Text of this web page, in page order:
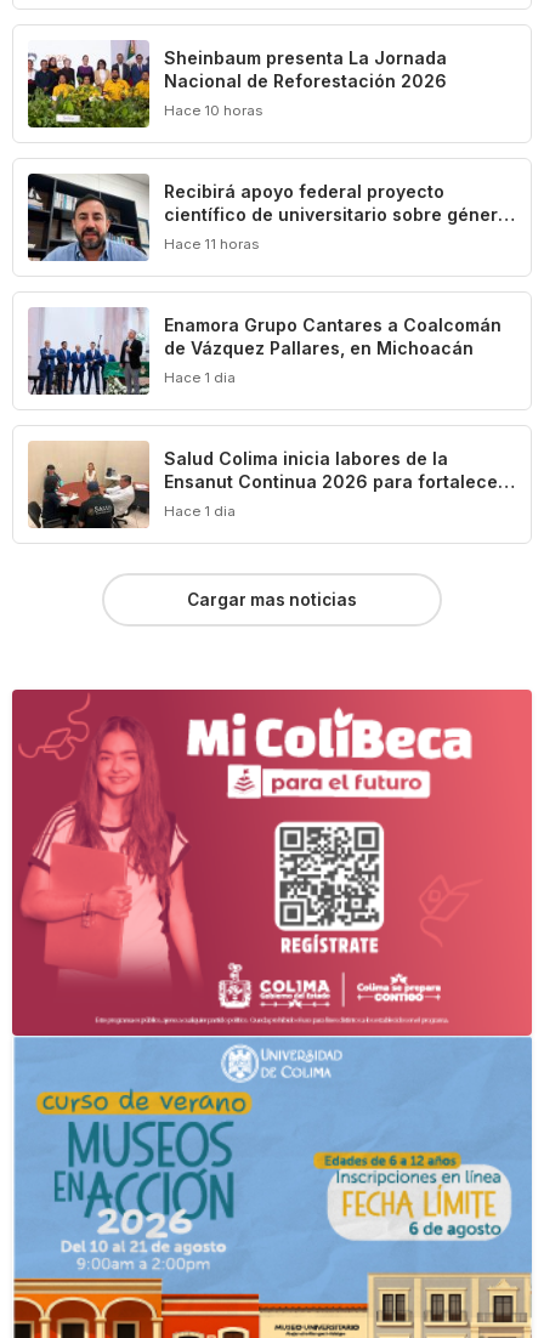
Sheinbaum presenta La Jornada
Nacional de Reforestación 2026
Hace 10 horas
Recibirá apoyo federal proyecto
científico de universitario sobre género,
diversidad sexual y trabajo en el turismo
Hace 11 horas
Enamora Grupo Cantares a Coalcomán
de Vázquez Pallares, en Michoacán
Hace 1 dia
Salud Colima inicia labores de la
Ensanut Continua 2026 para fortalecer
las políticas en beneficio de la
Hace 1 dia
Cargar mas noticias